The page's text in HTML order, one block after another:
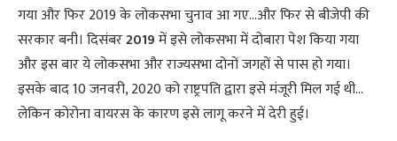
गया और फिर 2019 के लोकसभा चुनाव आ गए…और फिर से बीजेपी की
सरकार बनी। दिसंबर2019में इसे लोकसभा में दोबारा पेश किया गया
और इस बार ये लोकसभा और राज्यसभा दोनों जगहों से पास हो गया।
इसके बाद 10 जनवरी, 2020 को राष्ट्रपति द्वारा इसे मंजूरी मिल गई थी…
लेकिन कोरोना वायरस के कारण इसे लागू करने में देरी हुई।